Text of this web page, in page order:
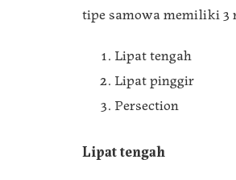
tipe samowa memiliki 3
Lipat tengah
Lipat pinggir
Persection
Lipat tengah